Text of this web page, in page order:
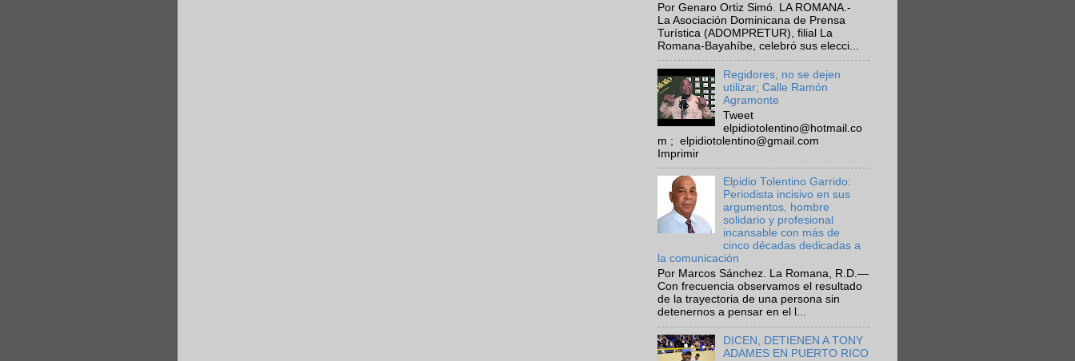
Por Genaro Ortiz Simó. LA ROMANA.-
La Asociación Dominicana de Prensa
Turística (ADOMPRETUR), filial La
Romana-Bayahíbe, celebró sus elecci...
Regidores, no se dejen
utilizar; Calle Ramón
Agramonte
Tweet
elpidiotolentino@hotmail.co
m ; elpidiotolentino@gmail.com
Imprimir
Elpidio Tolentino Garrido:
Periodista incisivo en sus
argumentos, hombre
solidario y profesional
incansable con más de
cinco décadas dedicadas a
la comunicación
Por Marcos Sánchez. La Romana, R.D.—
Con frecuencia observamos el resultado
de la trayectoria de una persona sin
detenernos a pensar en el l...
DICEN, DETIENEN A TONY
ADAMES EN PUERTO RICO